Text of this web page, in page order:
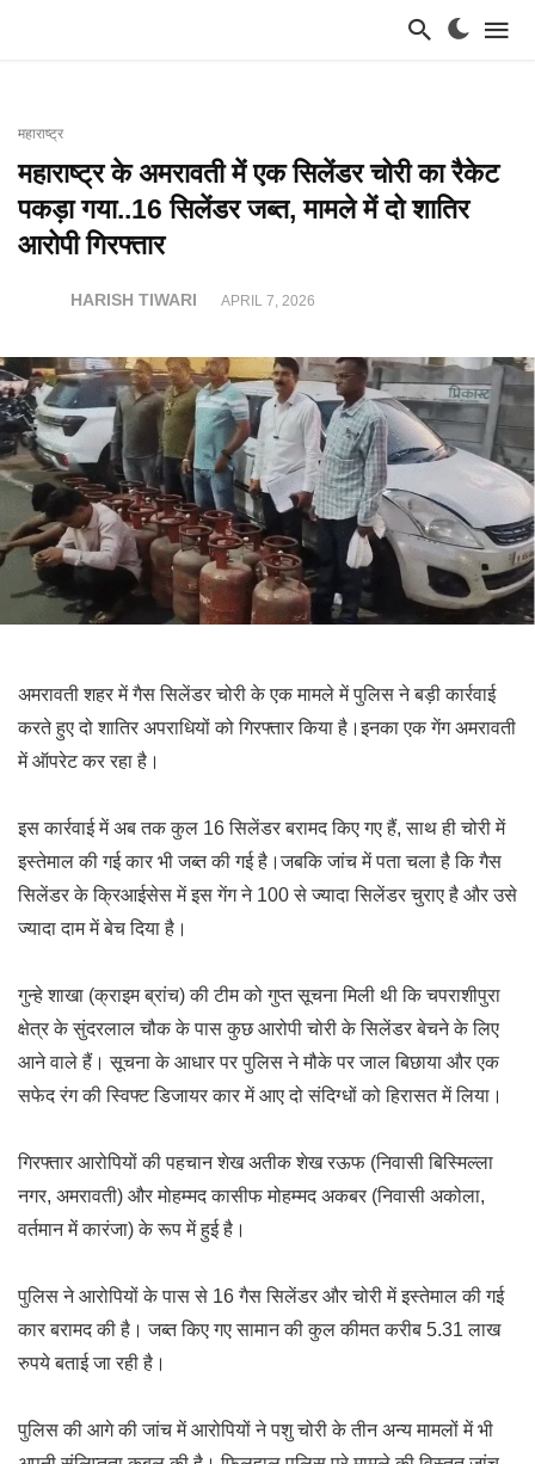
महाराष्ट्र
महाराष्ट्र के अमरावती में एक सिलेंडर चोरी का रैकेट
पकड़ा गया..16 सिलेंडर जब्त, मामले में दो शातिर
आरोपी गिरफ्तार
HARISH TIWARI APRIL 7, 2026
अमरावती शहर में गैस सिलेंडर चोरी के एक मामले में पुलिस ने बड़ी कार्रवाई
करते हुए दो शातिर अपराधियों को गिरफ्तार किया है।इनका एक गेंग अमरावती
में ऑपरेट कर रहा है।
इस कार्रवाई में अब तक कुल 16 सिलेंडर बरामद किए गए हैं, साथ ही चोरी में
इस्तेमाल की गई कार भी जब्त की गई है।जबकि जांच में पता चला है कि गैस
सिलेंडर के क्रिआईसेस में इस गेंग ने 100 से ज्यादा सिलेंडर चुराए है और उसे
ज्यादा दाम में बेच दिया है।
गुन्हे शाखा (क्राइम ब्रांच) की टीम को गुप्त सूचना मिली थी कि चपराशीपुरा
क्षेत्र के सुंदरलाल चौक के पास कुछ आरोपी चोरी के सिलेंडर बेचने के लिए
आने वाले हैं। सूचना के आधार पर पुलिस ने मौके पर जाल बिछाया और एक
सफेद रंग की स्विफ्ट डिजायर कार में आए दो संदिग्धों को हिरासत में लिया।
गिरफ्तार आरोपियों की पहचान शेख अतीक शेख रऊफ (निवासी बिस्मिल्ला
नगर, अमरावती) और मोहम्मद कासीफ मोहम्मद अकबर (निवासी अकोला,
वर्तमान में कारंजा) के रूप में हुई है।
पुलिस ने आरोपियों के पास से 16 गैस सिलेंडर और चोरी में इस्तेमाल की गई
कार बरामद की है। जब्त किए गए सामान की कुल कीमत करीब 5.31 लाख
रुपये बताई जा रही है।
पुलिस की आगे की जांच में आरोपियों ने पशु चोरी के तीन अन्य मामलों में भी